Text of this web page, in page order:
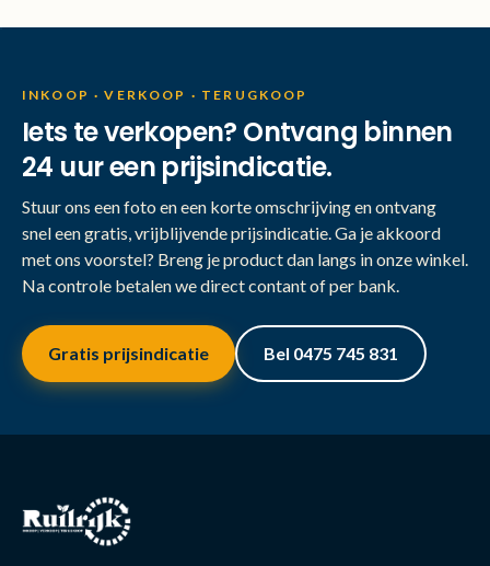
INKOOP · VERKOOP · TERUGKOOP
Iets te verkopen? Ontvang binnen
24 uur een prijsindicatie.
Stuur ons een foto en een korte omschrijving en ontvang
snel een gratis, vrijblijvende prijsindicatie. Ga je akkoord
met ons voorstel? Breng je product dan langs in onze winkel.
Na controle betalen we direct contant of per bank.
Gratis prijsindicatie Bel 0475 745 831